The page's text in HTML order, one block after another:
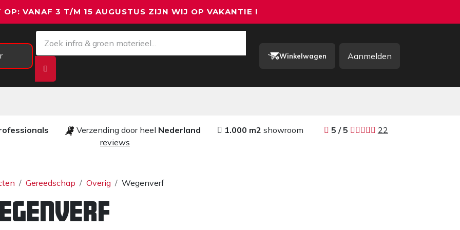
OP: VANAF 3 T/M 15 AUGUSTUS ZIJN WIJ OP VAKANTIE !
Winkelwagen Aanmelden
Verzending door heel Nederland 1.000 m2showroom 5 / 5 ​
22
reviews​
Gereedschap Overig Wegenverf